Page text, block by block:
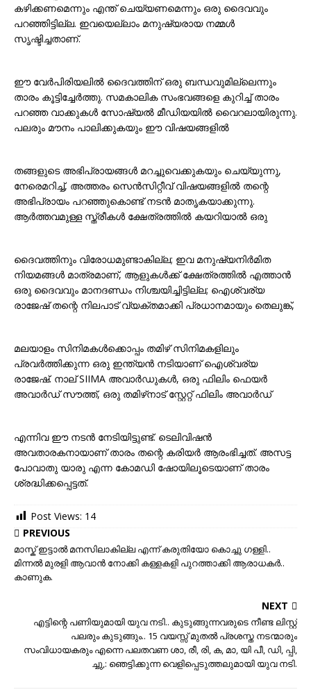
കഴിക്കണമെന്നും എന്ത് ചെയ്യണമെന്നും ഒരു ദൈവവും
പറഞ്ഞിട്ടില്ല. ഇവയെല്ലാം മനുഷ്യരായ നമ്മൾ
സൃഷ്ടിച്ചതാണ്.
ഈ വേർപിരിയലിൽ ദൈവത്തിന് ഒരു ബന്ധവുമില്ലെന്നും
താരം കൂട്ടിച്ചേർത്തു. സമകാലിക സംഭവങ്ങളെ കുറിച്ച് താരം
പറഞ്ഞ വാക്കുകൾ സോഷ്യൽ മീഡിയയിൽ വൈറലായിരുന്നു.
പലരും മൗനം പാലിക്കുകയും ഈ വിഷയങ്ങളിൽ
തങ്ങളുടെ അഭിപ്രായങ്ങൾ മറച്ചുവെക്കുകയും ചെയ്യുന്നു,
നേരെമറിച്ച്, അത്തരം സെൻസിറ്റീവ് വിഷയങ്ങളിൽ തന്റെ
അഭിപ്രായം പറഞ്ഞുകൊണ്ട് നടൻ മാതൃകയാക്കുന്നു.
ആർത്തവമുള്ള സ്ത്രീകൾ ക്ഷേത്രത്തിൽ കയറിയാൽ ഒരു
ദൈവത്തിനും വിരോധമുണ്ടാകില്ല; ഇവ മനുഷ്യനിർമിത
നിയമങ്ങൾ മാത്രമാണ്, ആളുകൾക്ക് ക്ഷേത്രത്തിൽ എത്താൻ
ഒരു ദൈവവും മാനദണ്ഡം നിശ്ചയിച്ചിട്ടില്ല; ഐശ്വര്യ
രാജേഷ് തന്റെ നിലപാട് വ്യക്തമാക്കി പ്രധാനമായും തെലുങ്ക്,
മലയാളം സിനിമകൾക്കൊപ്പം തമിഴ് സിനിമകളിലും
പ്രവർത്തിക്കുന്ന ഒരു ഇന്ത്യൻ നടിയാണ് ഐശ്വര്യ
രാജേഷ്. നാല് SIIMA അവാർഡുകൾ, ഒരു ഫിലിം ഫെയർ
അവാർഡ് സൗത്ത്, ഒരു തമിഴ്‌നാട് സ്റ്റേറ്റ് ഫിലിം അവാർഡ്
എന്നിവ ഈ നടൻ നേടിയിട്ടുണ്ട്. ടെലിവിഷൻ
അവതാരകനായാണ് താരം തന്റെ കരിയർ ആരംഭിച്ചത്. അസട്ട
പോവാതു യാരു എന്ന കോമഡി ഷോയിലൂടെയാണ് താരം
ശ്രദ്ധിക്കപ്പെട്ടത്.
Post Views: 14
PREVIOUS
മാസ്ക് ഇട്ടാല്‍ മനസിലാകില്ല എന്ന് കരുതിയോ കൊച്ചു ഗള്ളി..
മിന്നല്‍ മുരളി ആവാന്‍ നോക്കി കള്ളകളി പുറത്താക്കി ആരാധകര്‍..
കാണുക.
NEXT
എട്ടിന്റെ പണിയുമായി യുവ നടി.. കുടുങ്ങുന്നവരുടെ നീണ്ട ലിസ്റ്റ്
പലരും കുടുങ്ങും.. 15 വയസ്സ് മുതൽ പ്രശസ്ത നടന്മാരും
സംവിധായകരും എന്നെ പലതവണ ശാ, രീ, രി, ക, മാ, യി പീ, ഡി, പ്പി,
ച്ചു,: ഞെട്ടിക്കുന്ന വെളിപ്പെടുത്തലുമായി യുവ നടി.